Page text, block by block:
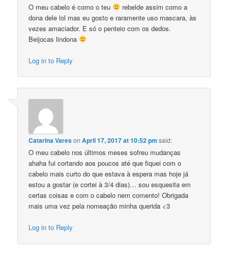
O meu cabelo é como o teu
rebelde assim como a
dona dele lol mas eu gosto e raramente uso mascara, às
vezes amaciador. E só o penteio com os dedos.
Beijocas lindona
Log in to Reply
Catarina VaresonApril 17, 2017 at 10:52 pm said:
O meu cabelo nos últimos meses sofreu mudanças
ahaha fui cortando aos poucos até que fiquei com o
cabelo mais curto do que estava à espera mas hoje já
estou a gostar (e cortei à 3/4 dias)… sou esquesita em
certas coisas e com o cabelo nem comento! Obrigada
mais uma vez pela nomeação minha querida <3
Log in to Reply